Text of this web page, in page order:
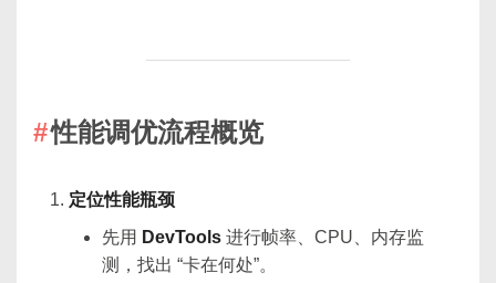
性能调优流程概览
定位性能瓶颈
先用 DevTools 进行帧率、CPU、内存监
测，找出 “卡在何处”。